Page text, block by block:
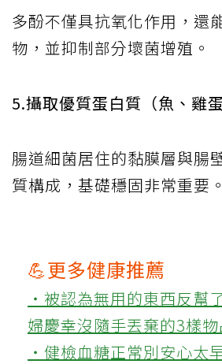
多酚不僅具抗氧化作用，還
物，並抑制部分壞菌增殖。
5.攝取優質蛋白質（魚、雞蛋
腸道細菌居住的黏膜層與腸
質構成，基礎穩固非常重要。
💪更多健康推薦
‧被認為無用的東西反幫
婦慶幸沒隨手丟棄的3樣物
‧健檢血糖正常別安心太